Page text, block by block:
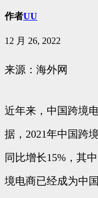
作者UU
12 月 26, 2022
来源：海外网
近年来，中国跨境
据，2021年中国跨
同比增长15%，其
境电商已经成为中